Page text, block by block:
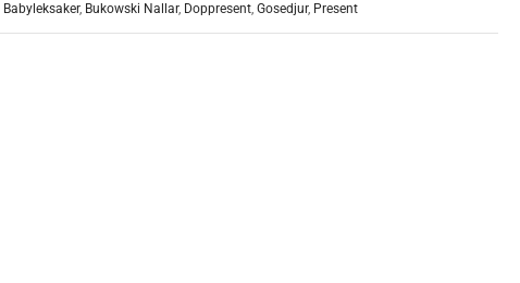
Babyleksaker, Bukowski Nallar, Doppresent, Gosedjur, Present